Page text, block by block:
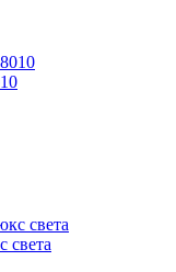
света